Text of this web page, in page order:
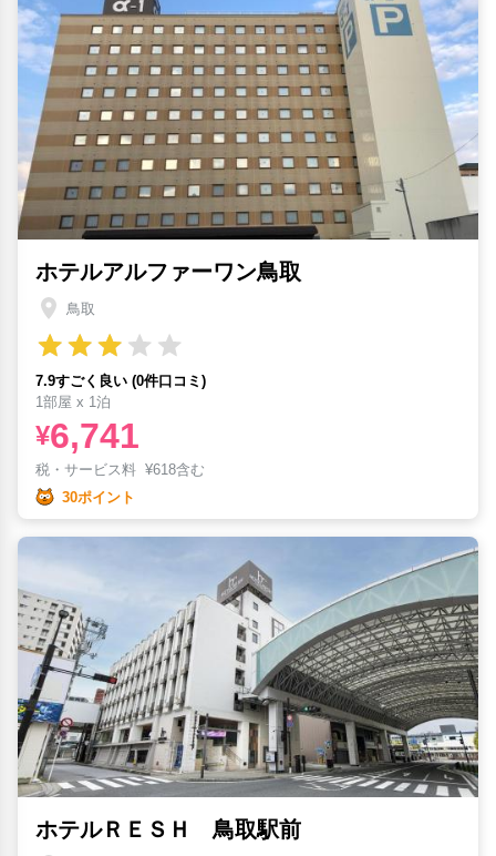
ホテルアルファーワン鳥取
鳥取
7.9すごく良い (0件口コミ)
1部屋 x 1泊
¥6,741
税・サービス料 ¥618含む
30ポイント
ホテルＲＥＳＨ 鳥取駅前